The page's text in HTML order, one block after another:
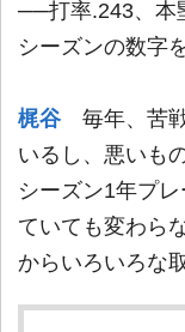
──打率.243、本
シーズンの数字
梶谷 毎年、苦
いるし、悪いも
シーズン1年プ
ていても変わら
からいろいろな